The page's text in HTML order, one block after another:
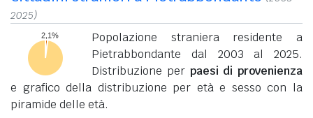
2025)
Popolazione straniera residente a
Pietrabbondante dal 2003 al 2025.
Distribuzione per paesi di provenienza
e grafico della distribuzione per età e sesso con la
piramide delle età.